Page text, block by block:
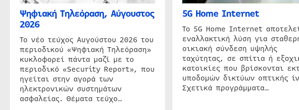
Ψηφιακή Τηλεόραση, Αύγουστος
2026
Το νέο τεύχος Αυγούστου 2026 του
περιοδικού «Ψηφιακή Τηλεόραση»
κυκλοφορεί πάντα μαζί με το
περιοδικό «Security Report», που
ηγείται στην αγορά των
ηλεκτρονικών συστημάτων
ασφαλείας. Θέματα τεύχο…
5G Home Internet
Το 5G Home Internet
εναλλακτική λύση για
οικιακή σύνδεση υψηλής
ταχύτητας, σε σπίτια ή
κατοικίες που βρίσκονται
υποδομών δικτύων οπτικής
Σχετικά προγράμματα…